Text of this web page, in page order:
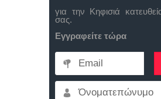
για την Κηφισιά
σας.
Εγγραφείτε τώρα
Email
Όνοματεπώνυμο